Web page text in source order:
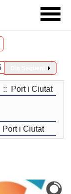
:: Port i Ciutat
Port i Ciutat